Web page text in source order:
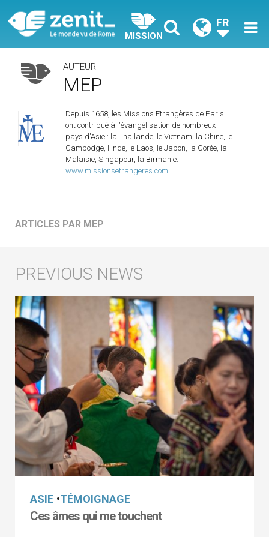
MISSION
FR
AUTEUR
MEP
Depuis 1658, les Missions Etrangères de Paris
ont contribué à l'évangélisation de nombreux
pays d'Asie : la Thaïlande, le Vietnam, la Chine, le
Cambodge, l'Inde, le Laos, le Japon, la Corée, la
Malaisie, Singapour, la Birmanie.
www.missionsetrangeres.com
ARTICLES PAR MEP
ASIE •TÉMOIGNAGE
Ces âmes qui me touchent